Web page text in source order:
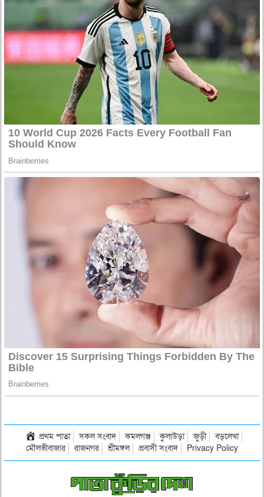
প্রথম পাতা সকল সংবাদ কমলগঞ্জ কুলাউড়া জুড়ী
বড়লেখা
মৌলভীবাজার
রাজনগর শ্রীমঙ্গল প্রবাসী সংবাদ Privacy Policy